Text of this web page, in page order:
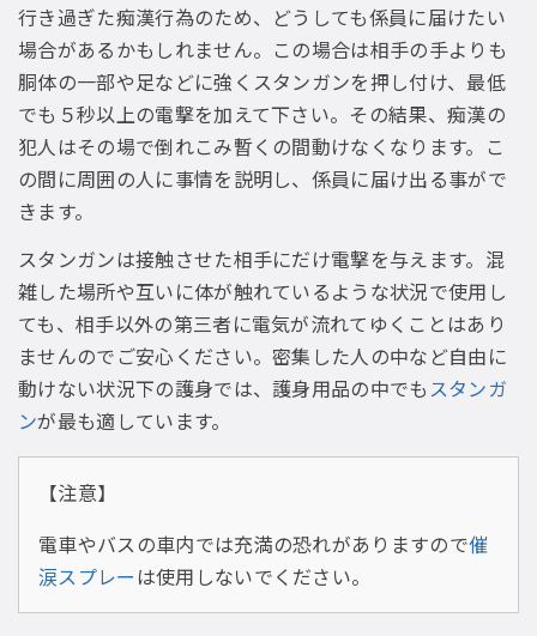
行き過ぎた痴漢行為のため、どうしても係員に届けたい
場合があるかもしれません。この場合は相手の手よりも
胴体の一部や足などに強くスタンガンを押し付け、最低
でも５秒以上の電撃を加えて下さい。その結果、痴漢の
犯人はその場で倒れこみ暫くの間動けなくなります。こ
の間に周囲の人に事情を説明し、係員に届け出る事がで
きます。
スタンガンは接触させた相手にだけ電撃を与えます。混
雑した場所や互いに体が触れているような状況で使用し
ても、相手以外の第三者に電気が流れてゆくことはあり
ませんのでご安心ください。密集した人の中など自由に
動けない状況下の護身では、護身用品の中でも スタンガ
ンが最も適しています。
【注意】
電車やバスの車内では充満の恐れがありますので催
涙スプレーは使用しないでください。